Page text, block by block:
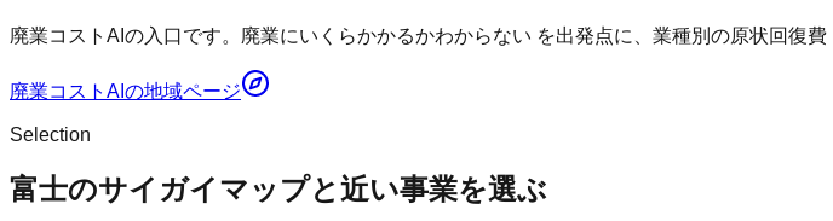
廃業コストAIの入口です。廃業にいくらかかるかわからない を出発点に、業種別の原状回復
廃業コストAI の地域ページ
Selection
富士のサイガイマップと近い事業を選ぶ